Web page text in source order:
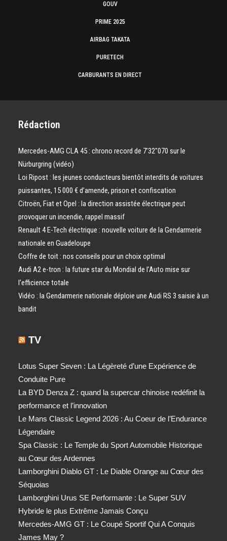
GOUV
PRIME 2025
AIRBAG TAKATA
PURETECH
CARBURANTS EN DIRECT
Rédaction
Mercedes-AMG CLA 45 : chrono record de 7’32″070 sur le
Nürburgring (vidéo)
Loi Ripost : les jeunes conducteurs bientôt interdits de voitures
puissantes, 15 000 € d’amende, prison et confiscation
Citroën, Fiat et Opel : la direction assistée électrique peut
provoquer un incendie, rappel massif
Renault 4 E-Tech électrique : nouvelle voiture de la Gendarmerie
nationale en Guadeloupe
Coffre de toit : nos conseils pour un choix optimal
Audi A2 e-tron : la future star du Mondial de l’Auto mise sur
l’efficience totale
Vidéo : la Gendarmerie nationale déploie une Audi RS 3 saisie à un
bandit
TV
Lotus Super Seven : La Légèreté d’une Expérience de
Conduite Pure
La BYD Denza Z : quand la supercar chinoise redéfinit la
performance et l’innovation
Le Mans Classic Legend 2026 : Au Coeur de l’Endurance
Légendaire
Spa Classic : Le Temple du Sport Automobile Historique
au Cœur des Ardennes
Lamborghini Diablo GT : Le Diable Orange au Cœur des
Séquoias
Lamborghini Urus SE Performante : Le Super SUV
Hybride le plus Extrême Jamais Conçu
Mercedes-AMG GT : Le Coupé Sportif Qui A Conquis
James May ?